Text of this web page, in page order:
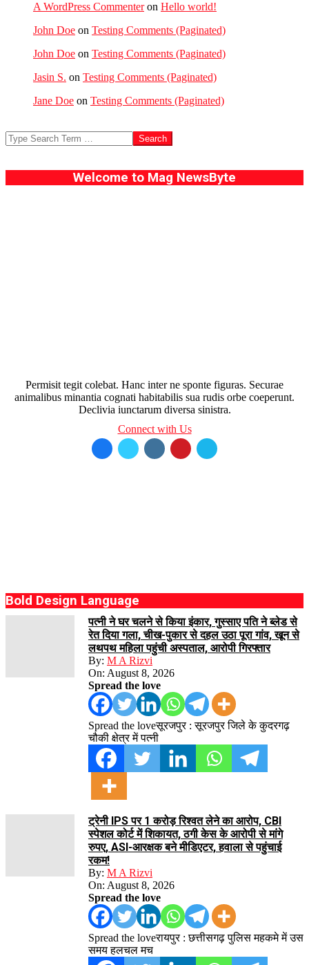
A WordPress Commenteron Hello world!
John Doe on Testing Comments (Paginated)
John Doe on Testing Comments (Paginated)
Jasin S. on Testing Comments (Paginated)
Jane Doe on Testing Comments (Paginated)
Search
Welcome to Mag NewsByte
Permisit tegit colebat. Hanc inter ne sponte figuras. Securae
animalibus minantia cognati habitabilis sua rudis orbe coeperunt.
Declivia iunctarum diversa sinistra.
Connect with Us
Bold Design Language
पत्नी ने घर चलने से किया इंकार, गुस्साए पति ने ब्लेड से
रेत दिया गला, चीख-पुकार से दहल उठा पूरा गांव, खून से
लथपथ महिला पहुंची अस्पताल, आरोपी गिरफ्तार
By: M A Rizvi
On: August 8, 2026
Spread the love
Spread the loveसूरजपुर : सूरजपुर जिले के कुदरगढ़
चौकी क्षेत्र में पत्नी
ट्रेनी IPS पर 1 करोड़ रिश्वत लेने का आरोप, CBI
स्पेशल कोर्ट में शिकायत, ठगी केस के आरोपी से मांगे
रुपए, ASI-आरक्षक बने मीडिएटर, हवाला से पहुंचाई
रकम!
By: M A Rizvi
On: August 8, 2026
Spread the love
Spread the loveरायपुर : छत्तीसगढ़ पुलिस महकमे में उस
समय हलचल मच